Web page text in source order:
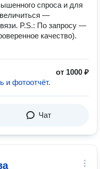
спроса и для
—
P.S.: По запросу —
качество).
от 1000 ₽
и фотоотчёт.
Чат